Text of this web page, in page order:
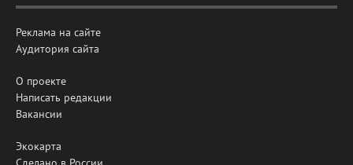
Реклама на сайте
Аудитория сайта
О проекте
Написать редакции
Вакансии
Экокарта